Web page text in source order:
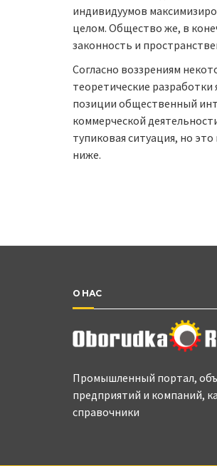
индивидуумов
целом. Общество же, в
законность и
Согласно воззрениям
теоретические
позиции общественный
коммерческой
тупиковая ситуация, но
ниже.
О НАС
Промышленный портал,
предприятий и компаний,
справочники